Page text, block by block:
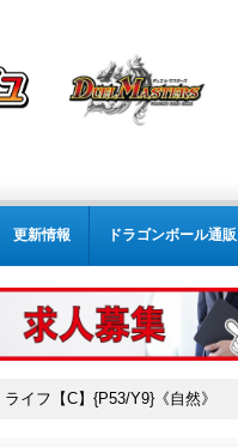
更新情報 ドラゴンボール通販
イフ【C】{P53/Y9}《自然》